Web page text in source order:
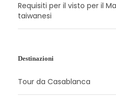
Requisiti per il visto per il
taiwanesi
Destinazioni
Tour da Casablanca